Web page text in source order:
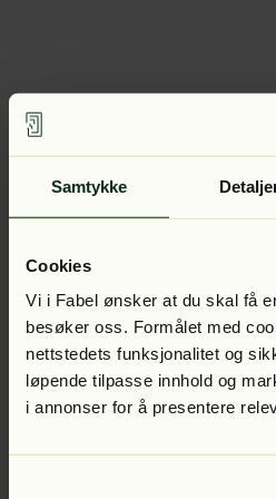
Samtykke
Cookies
Vi i Fabel ønsker at du skal få
besøker oss. Formålet med
nettstedets funksjonalitet og
løpende tilpasse innhold og
i annonser for å presentere